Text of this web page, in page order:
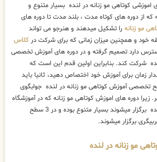
اموزشی کوتاهی مو زنانه در لنده بسیار متنوع و
که از دوره های کوتاه مدت ، بلند مدت تا دوره های
مو زنانه را تشکیل میدهند و هنرجو می تواند
خود و همچنین میزان زمانی که برای شرکت در کلاس
دارد تصمیم گرفته و در دوره های آموزش تخصصی
شرکت کند. بنابراین اولین قدم این است که
زمان برای آموزش خود اختصاص دهید، ثانیا باید
آموزش کوتاهی مو زنانه در لنده جوابگوی
دوره های اموزش کوتاهی مو زنانه که در آموزشگاه
کوتاهی مو زنانه در لنده برگزار میشوند بسیار متنوع بوده و در 3 سطح
برگزار میشوند.
مو زنانه در لنده